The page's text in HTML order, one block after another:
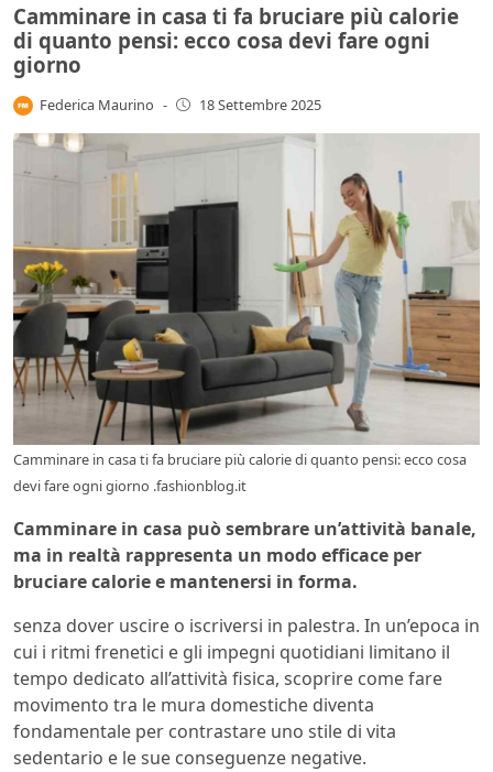
Camminare in casa ti fa bruciare più calorie
di quanto pensi: ecco cosa devi fare ogni
giorno
Federica Maurino - 18 Settembre 2025
Camminare in casa ti fa bruciare più calorie di quanto pensi: ecco cosa
devi fare ogni giorno .fashionblog.it
Camminare in casa può sembrare un’attività banale,
ma in realtà rappresenta un modo efficace per
bruciare calorie e mantenersi in forma.
senza dover uscire o iscriversi in palestra. In un’epoca in
cui i ritmi frenetici e gli impegni quotidiani limitano il
tempo dedicato all’attività fisica, scoprire come fare
movimento tra le mura domestiche diventa
fondamentale per contrastare uno stile di vita
sedentario e le sue conseguenze negative.